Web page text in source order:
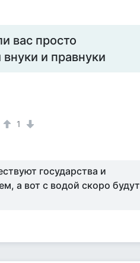
вас просто
и правнуки
1
государства и
а вот с водой скоро будут